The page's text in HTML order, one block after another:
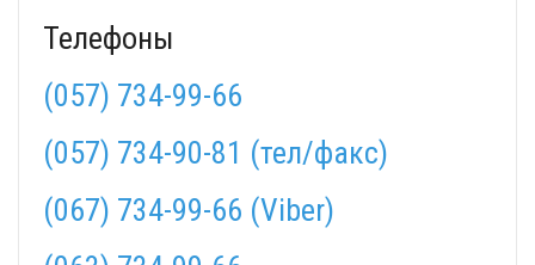
Телефоны
(057) 734-99-66
(057) 734-90-81 (тел/факс)
(067) 734-99-66 (Viber)